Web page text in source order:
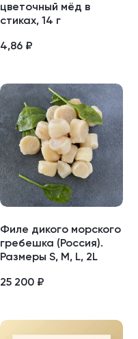
цветочный мёд в
стиках, 14 г
4,86 ₽
Филе дикого морского
гребешка (Россия).
Размеры S, M, L, 2L
25 200 ₽